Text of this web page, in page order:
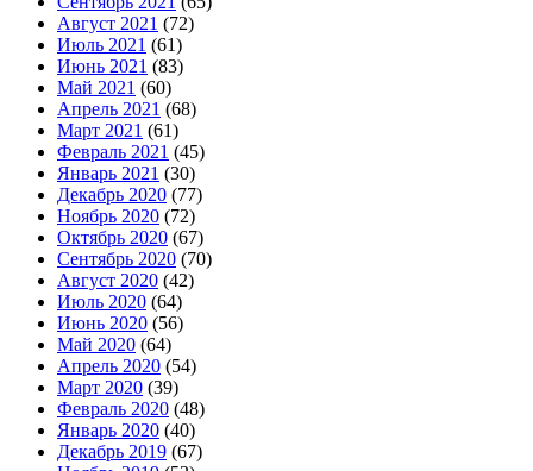
Август 2021 (72)
Июль 2021 (61)
Июнь 2021 (83)
Май 2021 (60)
Апрель 2021 (68)
Март 2021 (61)
Февраль 2021 (45)
Январь 2021 (30)
Декабрь 2020 (77)
Ноябрь 2020 (72)
Октябрь 2020 (67)
Сентябрь 2020 (70)
Август 2020 (42)
Июль 2020 (64)
Июнь 2020 (56)
Май 2020 (64)
Апрель 2020 (54)
Март 2020 (39)
Февраль 2020 (48)
Январь 2020 (40)
Декабрь 2019 (67)